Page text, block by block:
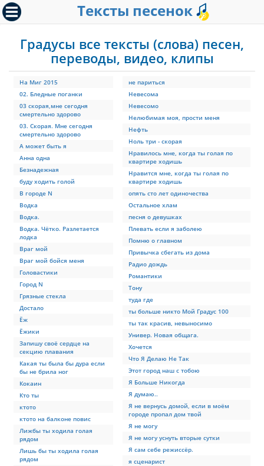
Тексты песенок
Градусы все тексты (слова) песен,
переводы, видео, клипы
На Миг 2015
02. Бледные поганки
03 скорая,мне сегодня
смертельно здорово
03. Скорая. Мне сегодня
смертельно здорово
А может быть я
Анна одна
Безнадежная
буду ходить голой
В городе N
Водка
Водка.
Водка. Чётко. Разлетается
лодка
Враг мой
Враг мой бойся меня
Головастики
Город N
Грязные стекла
Достало
Ёж
Ёжики
Запишу своё сердце на
секцию плавания
Какая ты была бы дура если
бы не брила ног
Кокаин
Кто ты
ктото
ктото на балконе повис
Лижбы ты ходила голая
рядом
Лишь бы ты ходила голая
рядом
не париться
Невесома
Невесомо
Нелюбимая моя, прости меня
Нефть
Ноль три - скорая
Нравилось мне, когда ты голая по
квартире ходишь
Нравится мне, когда ты голая по
квартире ходишь
опять сто лет одиночества
Остальное хлам
песня о девушках
Плевать если я заболею
Помню о главном
Привычка сбегать из дома
Радио дождь
Романтики
Тону
туда где
ты больше никто Мой Градус 100
ты так красив, невыносимо
Универ. Новая общага.
Хочется
Что Я Делаю Не Так
Этот город наш с тобою
Я Больше Никогда
Я думаю..
Я не вернусь домой, если в моём
городе пропал дом твой
Я не могу
Я не могу уснуть вторые сутки
Я сам себе режиссёр.
я сценарист